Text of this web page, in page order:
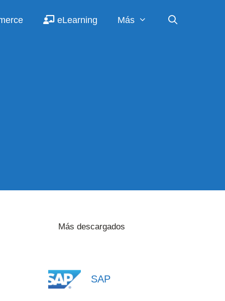
eLearning Más
Más descargados
SAP